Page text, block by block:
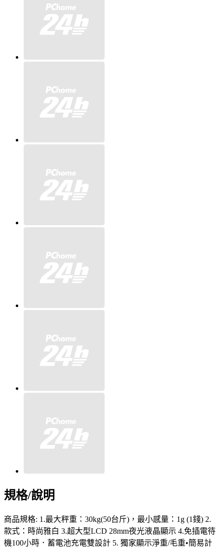
規格/說明
商品規格: 1.最大秤重：30kg(50台斤)，最小感量：1g (1錢) 2.
款式：時尚雅白 3.超大型LCD 28mm夜光液晶顯示 4.免插電待
機100小時．蓄電池充電雙設計 5. 獨家顯示淨重/毛重•簡易計